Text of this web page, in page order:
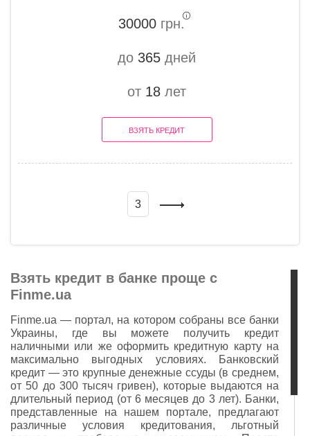
30000 грн.
до 365 дней
от 18 лет
ВЗЯТЬ КРЕДИТ
3
Взять кредит в банке проще с
Finme.ua
Finme.ua — портал, на котором собраны все банки
Украины, где вы можете получить кредит
наличными или же оформить кредитную карту на
максимально выгодных условиях. Банковский
кредит — это крупные денежные ссуды (в среднем,
от 50 до 300 тысяч гривен), которые выдаются на
длительный период (от 6 месяцев до 3 лет). Банки,
представленные на нашем портале, предлагают
различные условия кредитования, льготный